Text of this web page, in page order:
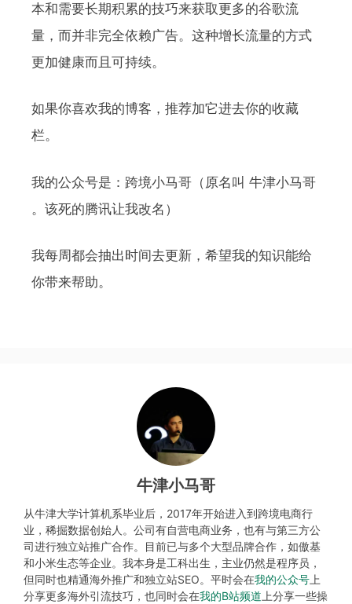
本和需要长期积累的技巧来获取更多的谷歌流
量，而并非完全依赖广告。这种增长流量的方式
更加健康而且可持续。
如果你喜欢我的博客，推荐加它进去你的收藏
栏。
我的公众号是：跨境小马哥（原名叫 牛津小马哥
。该死的腾讯让我改名）
我每周都会抽出时间去更新，希望我的知识能给
你带来帮助。
牛津小马哥
从牛津大学计算机系毕业后，2017年开始进入到跨境电商行
业，稀掘数据创始人。公司有自营电商业务，也有与第三方公
司进行独立站推广合作。目前已与多个大型品牌合作，如傲基
和小米生态等企业。我本身是工科出生，主业仍然是程序员，
但同时也精通海外推广和独立站SEO。平时会在我的公众号 上
分享更多海外引流技巧，也同时会在我的B站频道 上分享一些操